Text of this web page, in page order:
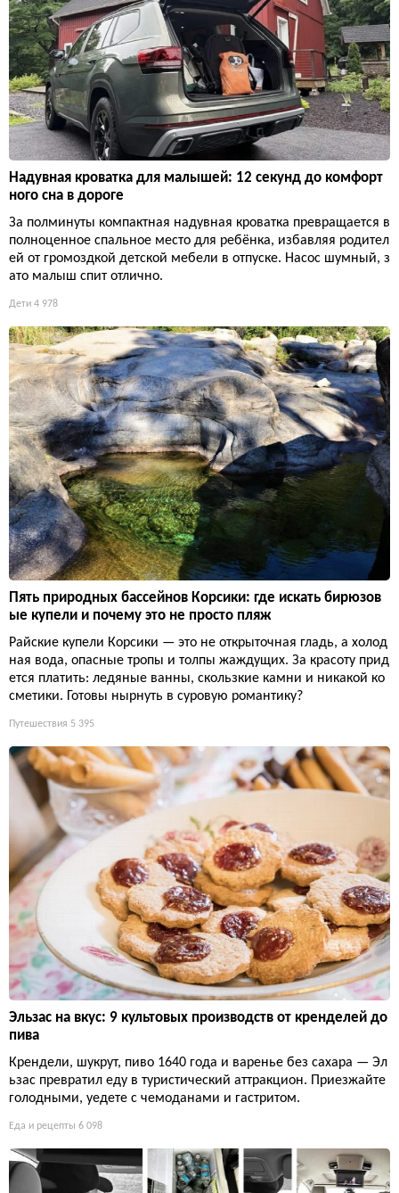
Надувная кроватка для малышей: 12 секунд до комфорт
ного сна в дороге
За полминуты компактная надувная кроватка превращается в
полноценное спальное место для ребёнка, избавляя родител
ей от громоздкой детской мебели в отпуске. Насос шумный, з
ато малыш спит отлично.
Дети 4 978
Пять природных бассейнов Корсики: где искать бирюзов
ые купели и почему это не просто пляж
Райские купели Корсики — это не открыточная гладь, а холод
ная вода, опасные тропы и толпы жаждущих. За красоту прид
ется платить: ледяные ванны, скользкие камни и никакой ко
сметики. Готовы нырнуть в суровую романтику?
Путешествия 5 395
Эльзас на вкус: 9 культовых производств от кренделей до
пива
Крендели, шукрут, пиво 1640 года и варенье без сахара — Эл
ьзас превратил еду в туристический аттракцион. Приезжайте
голодными, уедете с чемоданами и гастритом.
Еда и рецепты 6 098